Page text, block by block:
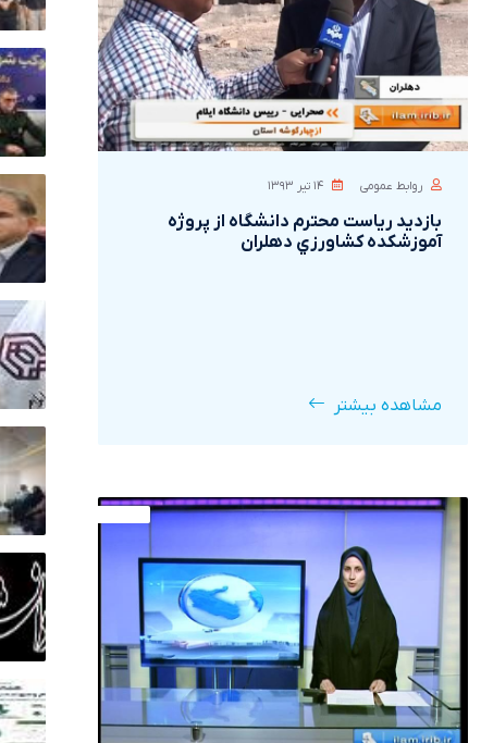
روابط عمومی ۱۴ تير ۱۳۹۳
بازديد رياست محترم دانشگاه از پروژه
آموزشکده کشاورزي دهلران
مشاهده بیشتر